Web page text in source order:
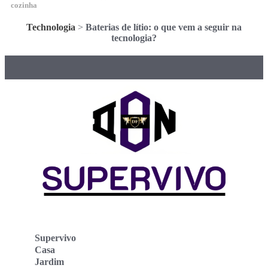
cozinha
Technologia > Baterias de lítio: o que vem a seguir na
tecnologia?
Supervivo
Casa
Jardim